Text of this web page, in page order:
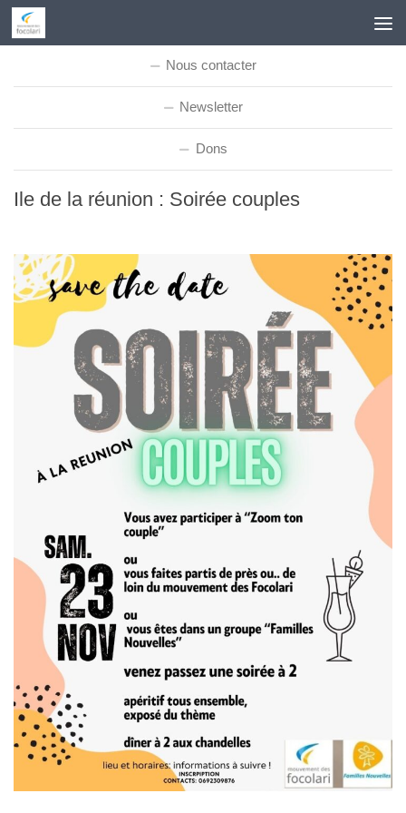
Skip to content
Nous contacter
Newsletter
Dons
Ile de la réunion : Soirée couples